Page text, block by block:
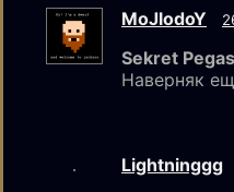
MoJlodoY
Sekret
Наверняк
Lightninggg